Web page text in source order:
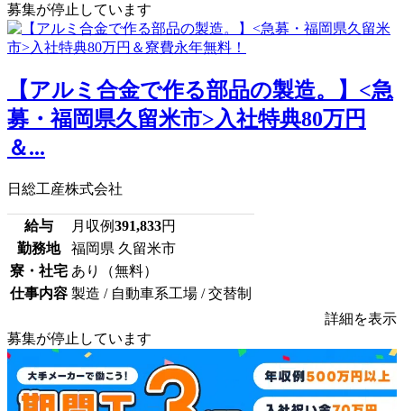
募集が停止しています
【アルミ合金で作る部品の製造。】<急
募・福岡県久留米市>入社特典80万円
＆...
日総工産株式会社
給与 月収例391,833円
勤務地
福岡県 久留米市
寮・社宅 あり（無料）
仕事内容 製造 / 自動車系工場 / 交替制
詳細を表示
募集が停止しています